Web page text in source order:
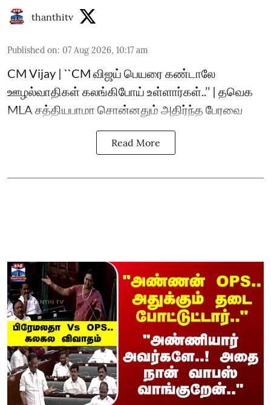
thanthitv
Published on: 07 Aug 2026, 10:17 am
CM Vijay | ``CM விஜய் பெயரை கண்டாலே
ஊழல்வாதிகள் கலங்கிபோய் உள்ளார்கள்..’’ | தவெக
MLA சத்தியபாமா சொன்னதும் அதிர்ந்த பேரவை
Read More